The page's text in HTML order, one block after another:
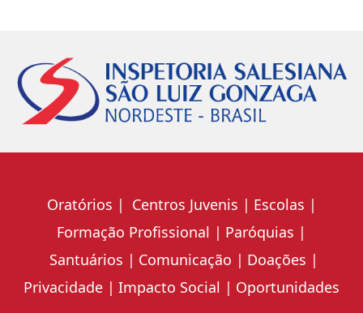
Oratórios Centros Juvenis
Escolas
Formação Profissional
Paróquias
Santuários
Comunicação
Doações
Privacidade
Impacto Social Oportunidades